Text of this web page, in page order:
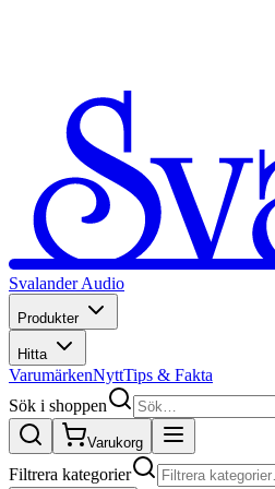
Svalander Audio
Produkter
Hitta
VarumärkenNyttTips & Fakta
Sök i shoppen
Varukorg
Filtrera kategorier